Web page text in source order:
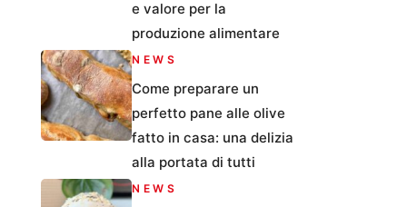
e valore per la
produzione alimentare
NEWS
Come preparare un
perfetto pane alle olive
fatto in casa: una delizia
alla portata di tutti
NEWS